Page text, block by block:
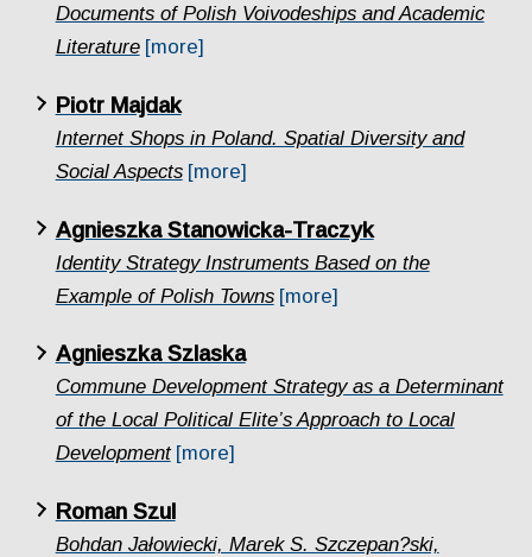
Documents of Polish Voivodeships and Academic
Literature [more]
Piotr Majdak
Internet Shops in Poland. Spatial Diversity and
Social Aspects [more]
Agnieszka Stanowicka-Traczyk
Identity Strategy Instruments Based on the
Example of Polish Towns [more]
Agnieszka Szlaska
Commune Development Strategy as a Determinant
of the Local Political Elite’s Approach to Local
Development [more]
Roman Szul
Bohdan Jałowiecki, Marek S. Szczepan?ski,